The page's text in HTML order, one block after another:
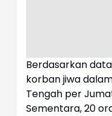
Berdasarkan
korban jiwa
Tengah per
Sementara, 20